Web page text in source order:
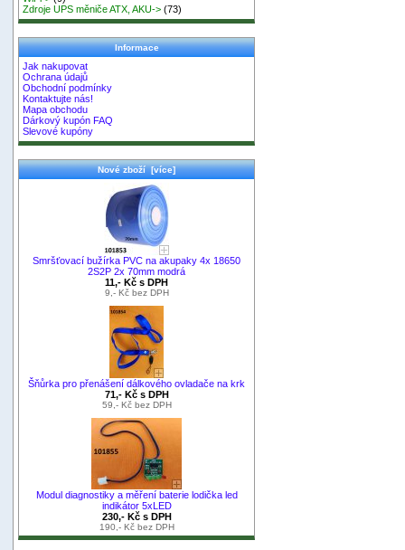
Zdroje UPS měniče ATX, AKU-> (73)
Informace
Jak nakupovat
Ochrana údajů
Obchodní podmínky
Kontaktujte nás!
Mapa obchodu
Dárkový kupón FAQ
Slevové kupóny
Nové zboží [více]
Smršťovací bužírka PVC na akupaky 4x 18650
2S2P 2x 70mm modrá
11,- Kč s DPH
9,- Kč bez DPH
Šňůrka pro přenášení dálkového ovladače na krk
71,- Kč s DPH
59,- Kč bez DPH
Modul diagnostiky a měření baterie lodička led
indikátor 5xLED
230,- Kč s DPH
190,- Kč bez DPH